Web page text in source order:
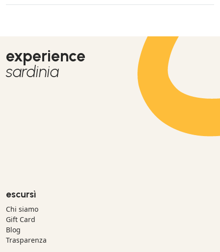
experience
sardinia
escursì
Chi siamo
Gift Card
Blog
Trasparenza